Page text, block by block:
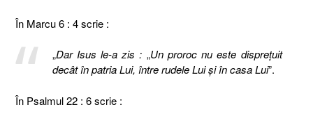
În Marcu 6 : 4 scrie :
„Dar Isus le-a zis : „Un proroc nu este dispreţuit
decât în patria Lui, între rudele Lui şi în casa Lui”.
În Psalmul 22 : 6 scrie :